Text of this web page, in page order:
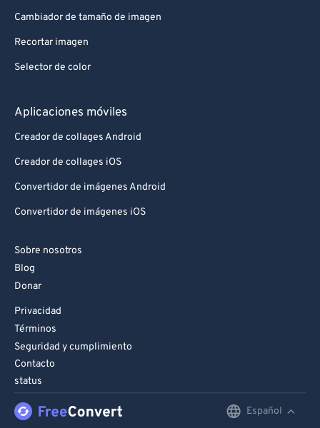
Cambiador de tamaño de imagen
Recortar imagen
Selector de color
Aplicaciones móviles
Creador de collages Android
Creador de collages iOS
Convertidor de imágenes Android
Convertidor de imágenes iOS
Sobre nosotros
Blog
Donar
Privacidad
Términos
Seguridad y cumplimiento
Contacto
status
Español